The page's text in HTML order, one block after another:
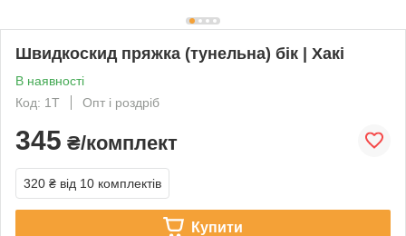
Швидкоскид пряжка (тунельна) бік | Хакі
В наявності
Код: 1Т
Опт і роздріб
345 ₴/комплект
320 ₴ від 10 комплектів
Купити